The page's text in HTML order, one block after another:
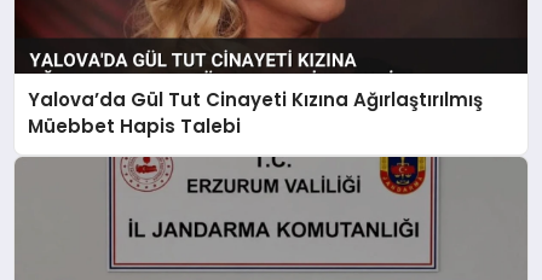
Yalova’da Gül Tut Cinayeti Kızına Ağırlaştırılmış
Müebbet Hapis Talebi